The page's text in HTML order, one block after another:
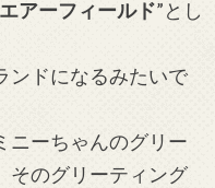
アーフィールド”とし
ンドになるみたいで
ニーちゃんのグリー
そのグリーティング